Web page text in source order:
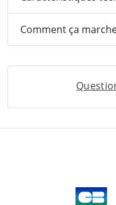
Comment ça